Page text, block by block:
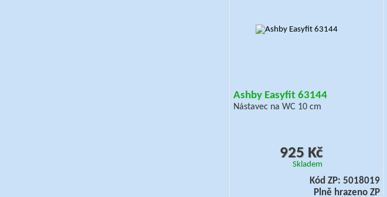
Ashby Easyfit 63144
Nástavec na WC 10 cm
925 Kč
Skladem
Kód ZP: 5018019
Plně hrazeno ZP